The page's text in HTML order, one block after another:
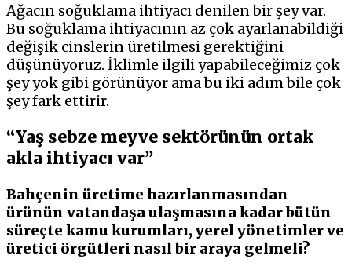
Ağacın soğuklama ihtiyacı denilen bir şey var.
Bu soğuklama ihtiyacının az çok ayarlanabildiği
değişik cinslerin üretilmesi gerektiğini
düşünüyoruz. İklimle ilgili yapabileceğimiz çok
şey yok gibi görünüyor ama bu iki adım bile çok
şey fark ettirir.
“Yaş sebze meyve sektörünün ortak
akla ihtiyacı var”
Bahçenin üretime hazırlanmasından
ürünün vatandaşa ulaşmasına kadar bütün
süreçte kamu kurumları, yerel yönetimler ve
üretici örgütleri nasıl bir araya gelmeli?